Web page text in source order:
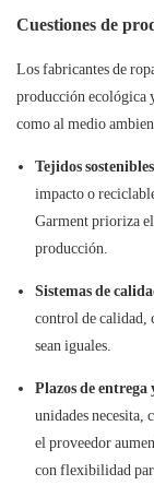
Cuestiones de
Los fabricantes de
producción ecológica
como al medio
Tejidos
impacto o
Garment prioriza
producción.
Sistemas de
control de calidad,
sean iguales.
Plazos de
unidades necesita,
el proveedor
con flexibilidad